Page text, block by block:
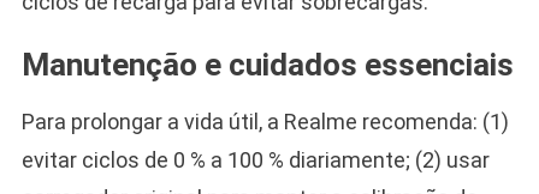
Manutenção e cuidados essenciais
Para prolongar a vida útil, a Realme recomenda: (1)
evitar ciclos de 0 % a 100 % diariamente; (2) usar